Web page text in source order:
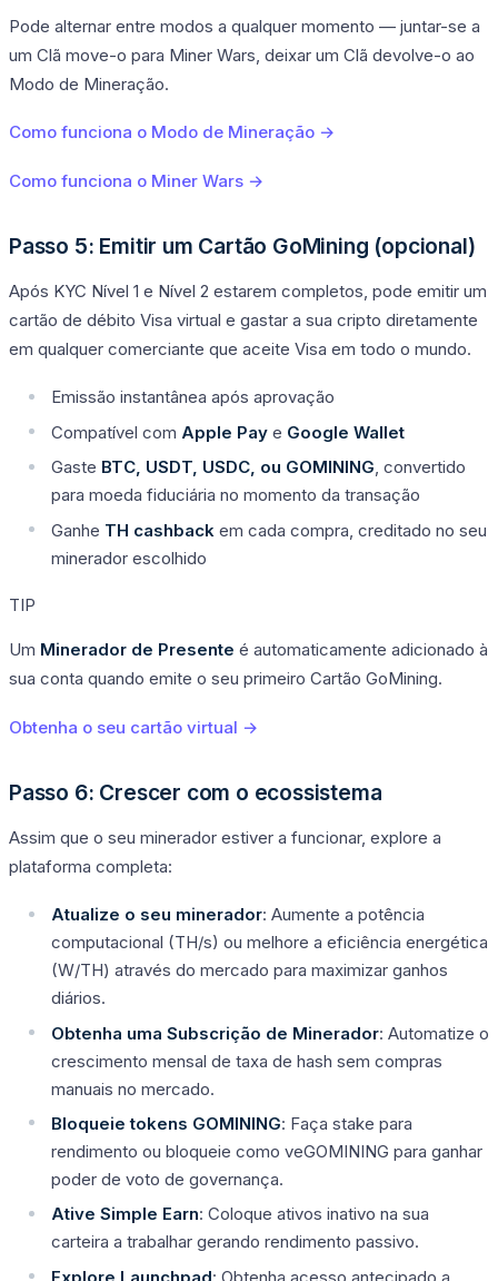
Pode alternar entre modos a qualquer momento — juntar-se a
um Clã move-o para Miner Wars, deixar um Clã devolve-o ao
Modo de Mineração.
Como funciona o Modo de Mineração →
Como funciona o Miner Wars →
Passo 5: Emitir um Cartão GoMining (opcional)
Após KYC Nível 1 e Nível 2 estarem completos, pode emitir um
cartão de débito Visa virtual e gastar a sua cripto diretamente
em qualquer comerciante que aceite Visa em todo o mundo.
Emissão instantânea após aprovação
Compatível com Apple Pay e Google Wallet
Gaste BTC, USDT, USDC, ou GOMINING, convertido
para moeda fiduciária no momento da transação
Ganhe TH cashback em cada compra, creditado no seu
minerador escolhido
TIP
Um Minerador de Presente é automaticamente adicionado à
sua conta quando emite o seu primeiro Cartão GoMining.
Obtenha o seu cartão virtual →
Passo 6: Crescer com o ecossistema
Assim que o seu minerador estiver a funcionar, explore a
plataforma completa:
Atualize o seu minerador: Aumente a potência
computacional (TH/s) ou melhore a eficiência energética
(W/TH) através do mercado para maximizar ganhos
diários.
Obtenha uma Subscrição de Minerador: Automatize o
crescimento mensal de taxa de hash sem compras
manuais no mercado.
Bloqueie tokens GOMINING: Faça stake para
rendimento ou bloqueie como veGOMINING para ganhar
poder de voto de governança.
Ative Simple Earn: Coloque ativos inativo na sua
carteira a trabalhar gerando rendimento passivo.